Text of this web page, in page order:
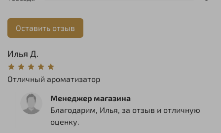
Илья Д.
Отличный ароматизатор
Менеджер магазина
Благодарим, Илья, за отзыв и отличную
оценку.
Оставить отзыв